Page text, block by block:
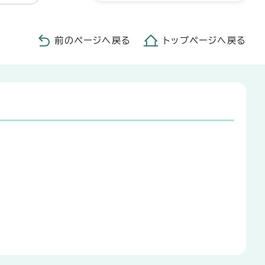
前のページへ戻る トップページへ戻る